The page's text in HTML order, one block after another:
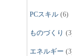
PCスキル (6)
ものづくり
エネルギー